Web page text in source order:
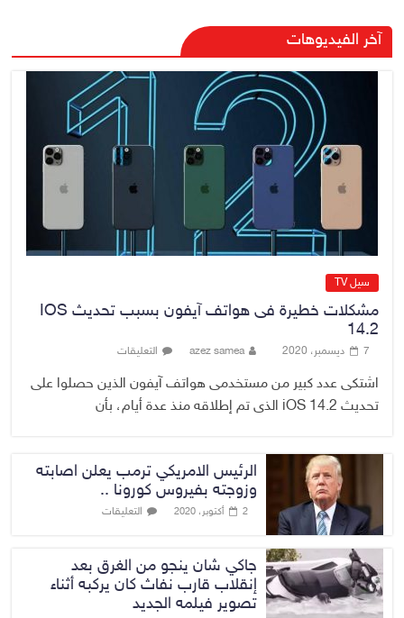
رئيس هيئة النزاهة: لا مظلة تحمي
الفاسدين والمال العام أمانة
الدخيل والشمري يبحثان الملفات
الأمنية في نينوى وجهود دعم
الاستقرار
6 أغسطس، 2026 No Comment
آخر الفيديوهات
سيل TV
مشكلات خطيرة فى هواتف آيفون بسبب تحديث IOS
14.2
7 ديسمبر، 2020 azez samea التعليقات
اشتكى عدد كبير من مستخدمى هواتف آيفون الذين حصلوا على
تحديث iOS 14.2 الذى تم إطلاقه منذ عدة أيام، بأن
الرئيس الامريكي ترمب يعلن اصابته
وزوجته بفيروس كورونا ..
2 أكتوبر، 2020 التعليقات
جاكي شان ينجو من الغرق بعد
إنقلاب قارب نفاث كان يركبه أثناء
تصوير فيلمه الجديد